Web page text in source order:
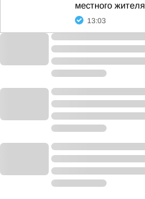
местного жителя
13:03